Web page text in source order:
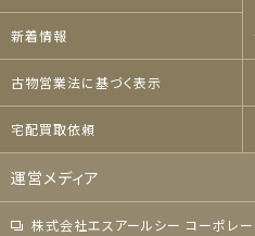
新着情報
古物営業法に基づく表示
宅配買取依頼
運営メディア
株式会社エスアールシー コーポレー